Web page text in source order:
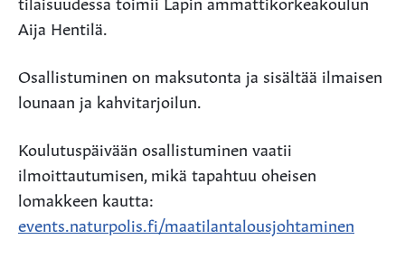
Aija Hentilä.
Osallistuminen on maksutonta ja sisältää ilmaisen
lounaan ja kahvitarjoilun.
Koulutuspäivään osallistuminen vaatii
ilmoittautumisen, mikä tapahtuu oheisen
lomakkeen kautta:
events.naturpolis.fi/maatilantalousjohtaminen